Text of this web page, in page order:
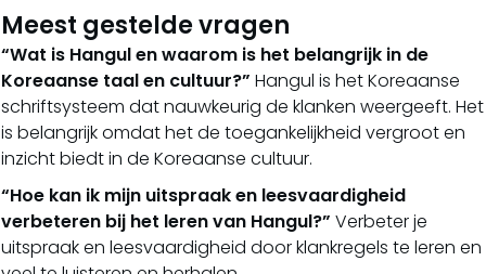
Meest gestelde vragen
“Wat is Hangul en waarom is het belangrijk in de
Koreaanse taal en cultuur?” Hangul is het Koreaanse
schriftsysteem dat nauwkeurig de klanken weergeeft. Het
is belangrijk omdat het de toegankelijkheid vergroot en
inzicht biedt in de Koreaanse cultuur.
“Hoe kan ik mijn uitspraak en leesvaardigheid
verbeteren bij het leren van Hangul?” Verbeter je
uitspraak en leesvaardigheid door klankregels te leren en